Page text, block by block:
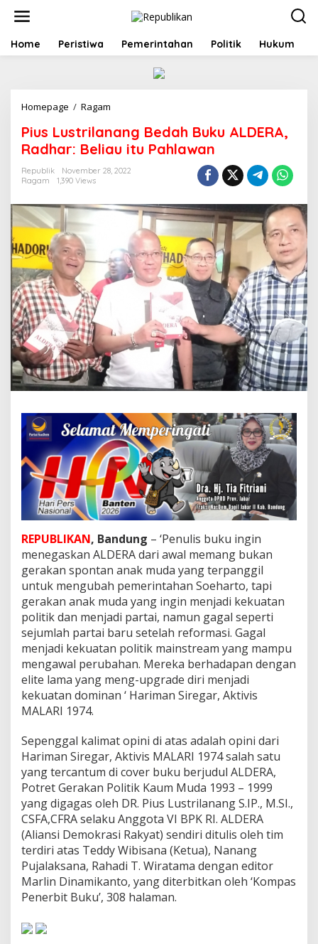
t
Home Peristiwa Pemerintahan Politik Hukum
Homepage / Ragam
u
s
L
u
r
n
a
n
d
a
h
B
u
u
A
L
D
E
R
A
,
R
d
h
a
:
B
e
l
i
a
u
i
t
h
l
a
w
a
n
Pius Lustrilanang Bedah Buku ALDERA,
Radhar: Beliau itu Pahlawan
Republik
November 28, 2022
Ragam
1,390 Views
REPUBLIKAN, Bandung – ‘Penulis buku ingin
menegaskan ALDERA dari awal memang bukan
gerakan spontan anak muda yang terpanggil
untuk mengubah pemerintahan Soeharto, tapi
gerakan anak muda yang ingin menjadi kekuatan
politik dan menjadi partai, namun gagal seperti
sejumlah partai baru setelah reformasi. Gagal
menjadi kekuatan politik mainstream yang mampu
mengawal perubahan. Mereka berhadapan dengan
elite lama yang meng-upgrade diri menjadi
kekuatan dominan ‘ Hariman Siregar, Aktivis
MALARI 1974.
Sepenggal kalimat opini di atas adalah opini dari
Hariman Siregar, Aktivis MALARI 1974 salah satu
yang tercantum di cover buku berjudul ALDERA,
Potret Gerakan Politik Kaum Muda 1993 – 1999
yang digagas oleh DR. Pius Lustrilanang S.IP., M.SI.,
CSFA,CFRA selaku Anggota VI BPK RI. ALDERA
(Aliansi Demokrasi Rakyat) sendiri ditulis oleh tim
terdiri atas Teddy Wibisana (Ketua), Nanang
Pujalaksana, Rahadi T. Wiratama dengan editor
Marlin Dinamikanto, yang diterbitkan oleh ‘Kompas
Penerbit Buku’, 308 halaman.